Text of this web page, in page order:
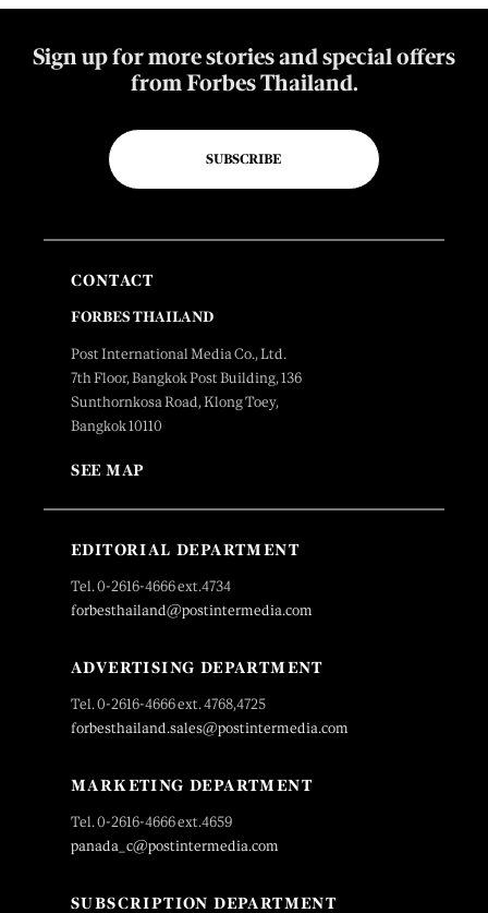
Sign up for more stories and special offers
from Forbes Thailand.
SUBSCRIBE
CONTACT
FORBES THAILAND
Post International Media Co., Ltd.
7th Floor, Bangkok Post Building, 136
Sunthornkosa Road, Klong Toey,
Bangkok 10110
SEE MAP
EDITORIAL DEPARTMENT
Tel. 0-2616-4666 ext.4734
forbesthailand@postintermedia.com
ADVERTISING DEPARTMENT
Tel. 0-2616-4666 ext. 4768,4725
forbesthailand.sales@postintermedia.com
MARKETING DEPARTMENT
Tel. 0-2616-4666 ext.4659
panada_c@postintermedia.com
SUBSCRIPTION DEPARTMENT